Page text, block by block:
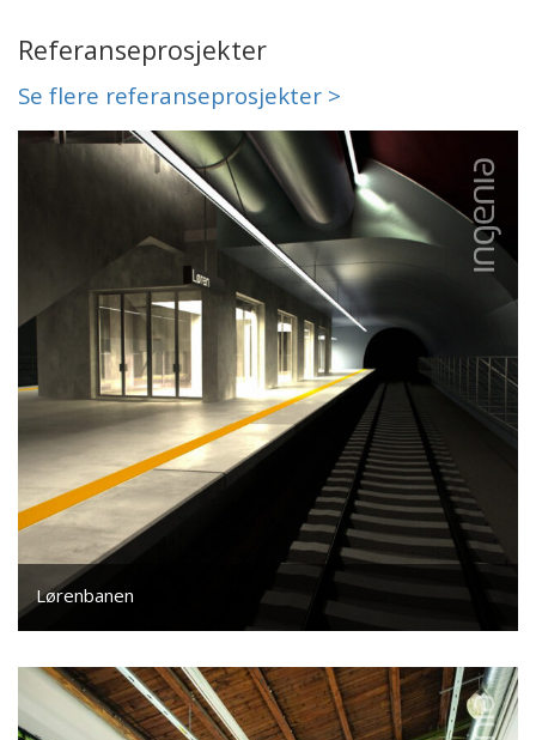
Referanseprosjekter
Se flere referanseprosjekter >
Lørenbanen
Underjordisk stasjon nærmere 25 meter under bakken,
med VVS-tekniske installasjoner og brannventilasjon i
tunnelene og i toghallen